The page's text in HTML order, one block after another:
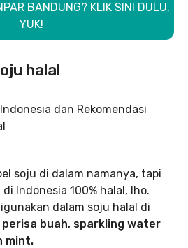
BANDUNG? KLIK SINI DULU,
YUK!
halal
soju di dalam namanya, tapi
Indonesia 100% halal, lho.
dalam soju halal di
perisa buah, sparkling water
mint.